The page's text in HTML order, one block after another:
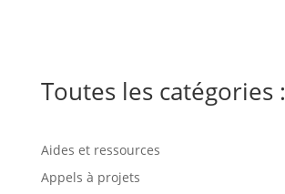
Toutes les catégories :
Aides et ressources
Appels à projets